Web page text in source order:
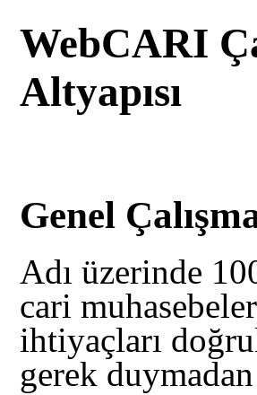
WebCARI
Altyapısı
Genel
Adı üzerinde
cari
ihtiyaçları
gerek